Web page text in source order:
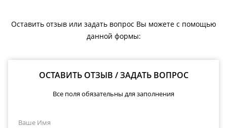
Оставить отзыв или задать вопрос Вы можете с помощью
данной формы:
ОСТАВИТЬ ОТЗЫВ / ЗАДАТЬ ВОПРОС
Все поля обязательны для заполнения
Ваше Имя